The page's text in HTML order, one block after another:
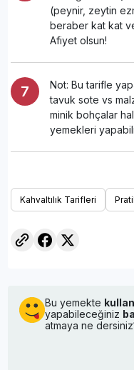
(peynir, zeytin
beraber kat kat
Afiyet olsun!
Not: Bu tarifle
tavuk sote vs
minik bohçalar
yemekleri
Kahvaltılık Tarifleri
Bu yemekte
yapabileceğiniz
atmaya ne